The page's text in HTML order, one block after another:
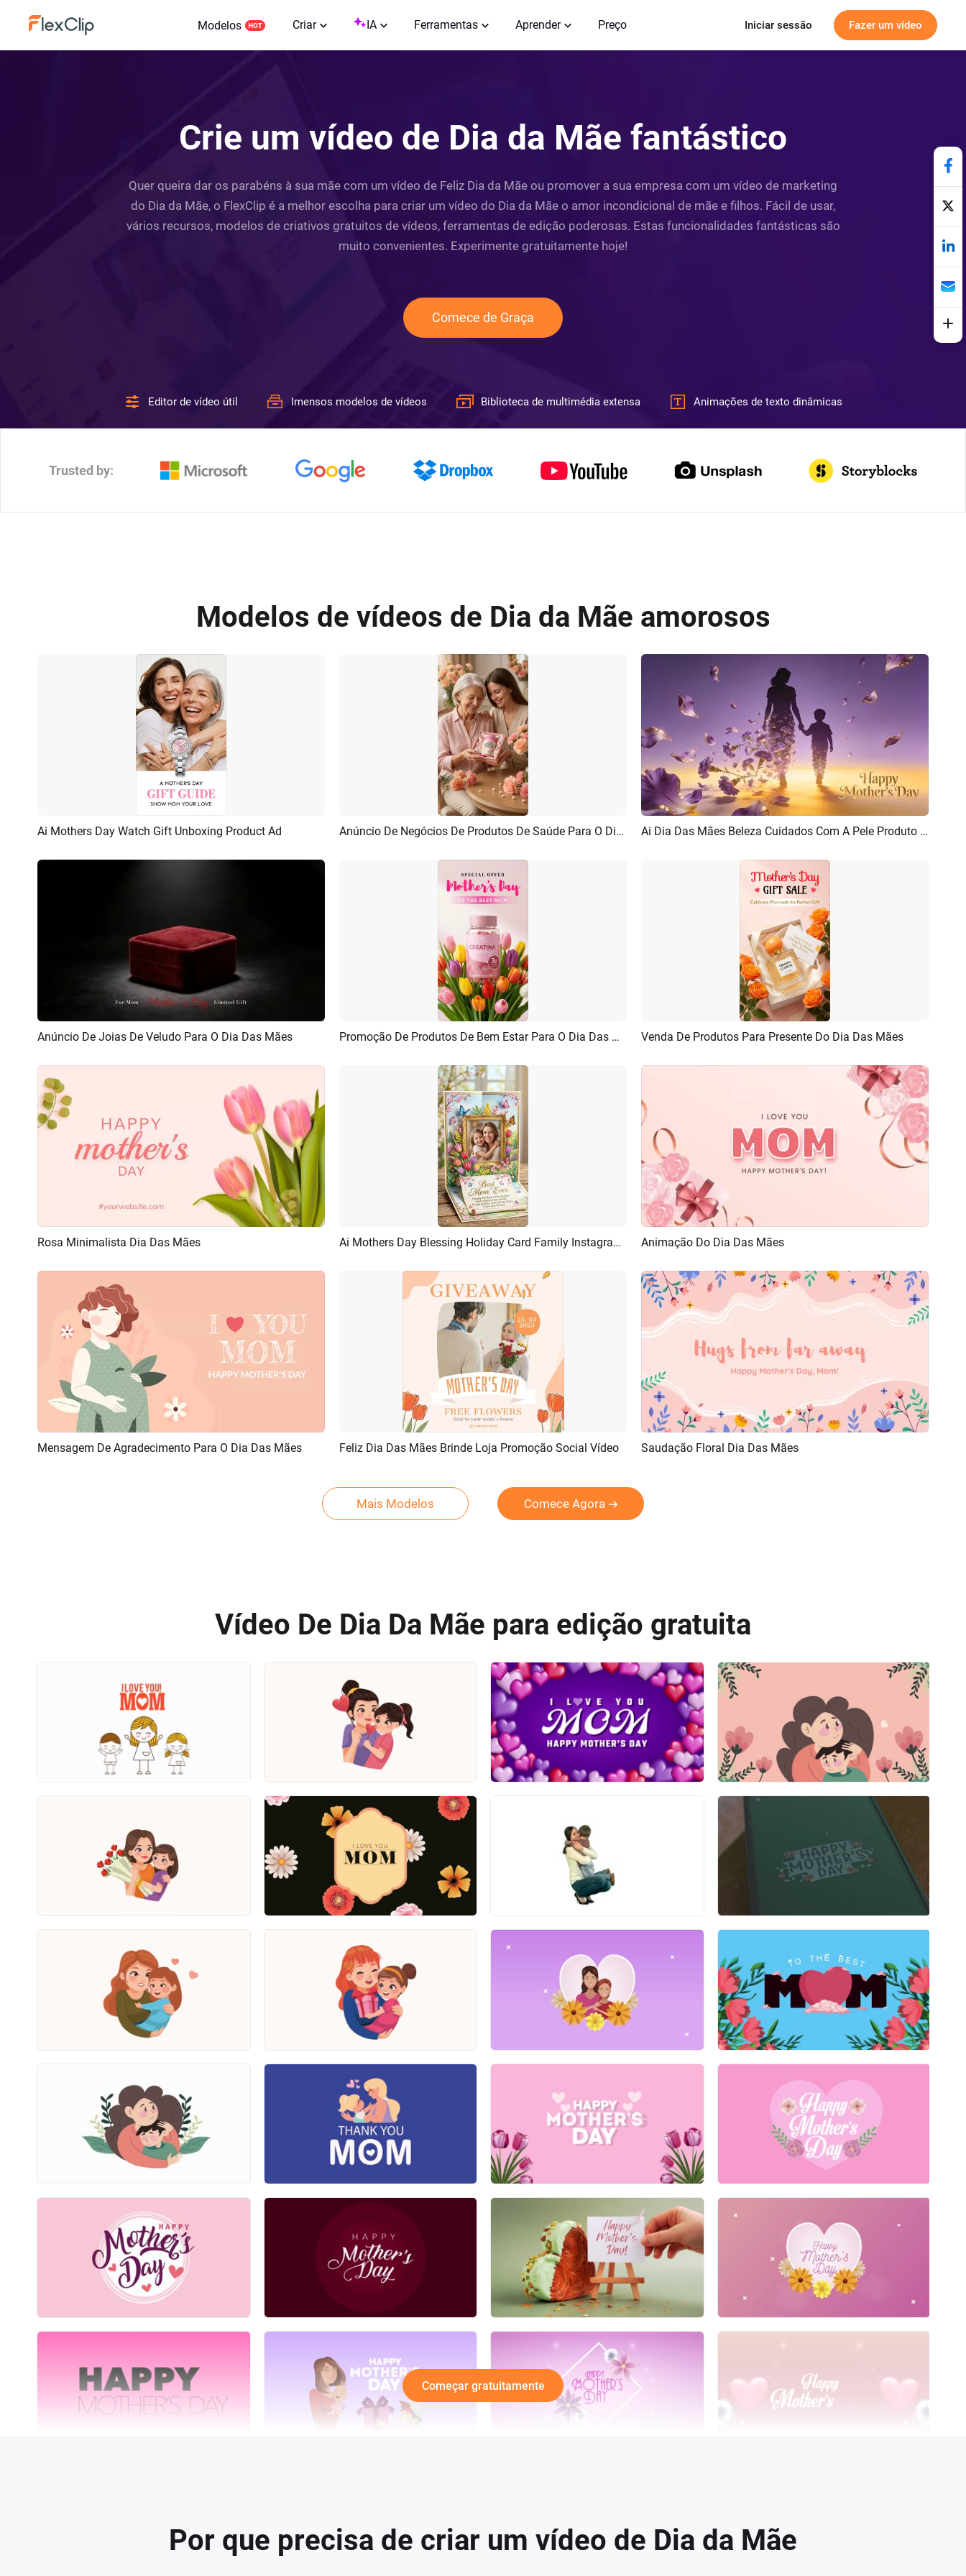
Modelos Criar IA Ferramentas Aprender Preço Iniciar sessão Fazer um vídeo
Crie um vídeo de Dia da Mãe fantástico
Quer queira dar os parabéns à sua mãe com um vídeo de Feliz Dia da Mãe ou promover a sua empresa com um vídeo de marketing
do Dia da Mãe, o FlexClip é a melhor escolha para criar um vídeo do Dia da Mãe o amor incondicional de mãe e filhos. Fácil de usar,
vários recursos, modelos de criativos gratuitos de vídeos, ferramentas de edição poderosas. Estas funcionalidades fantásticas são
muito convenientes. Experimente gratuitamente hoje!
Comece de Graça
Editor de vídeo útil Imensos modelos de vídeos Biblioteca de multimédia extensa Animações de texto dinâmicas
Trusted by:
Modelos de vídeos de Dia da Mãe amorosos
Pré-visualizar Criar IA
Ai Mothers Day Watch Gift Unboxing Product Ad Pré-visualizar Criar IA Anúncio De Negócios De Produtos De Saúde Para O Dia Das Mães Com IA Pré-visualizar Criar IA Ai Dia Das Mães Beleza Cuidados Com A Pele Produto Promoção
Pré-visualizar Criar IA
Anúncio De Joias De Veludo Para O Dia Das Mães Pré-visualizar Criar IA Promoção De Produtos De Bem Estar Para O Dia Das Mães Pré-visualizar Criar IA
Venda De Produtos Para Presente Do Dia Das Mães
Pré-visualizar Personalizar
Rosa Minimalista Dia Das Mães Pré-visualizar Criar IA Ai Mothers Day Blessing Holiday Card Family Instagram Story Pré-visualizar
Animação Do Dia Das Mães
Pré-visualizar Personalizar
Mensagem De Agradecimento Para O Dia Das Mães Pré-visualizar Criar IA
Feliz Dia Das Mães Brinde Loja Promoção Social Vídeo Pré-visualizar
Saudação Floral Dia Das Mães
Mais Modelos Comece Agora
Vídeo De Dia Da Mãe para edição gratuita
Começar gratuitamente
Por que precisa de criar um vídeo de Dia da Mãe